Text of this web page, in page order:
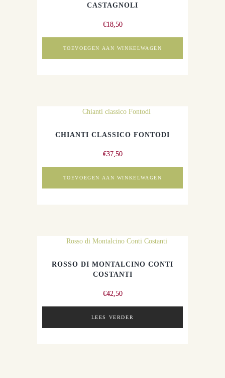
CASTAGNOLI
€18,50
TOEVOEGEN AAN WINKELWAGEN
CHIANTI CLASSICO FONTODI
€37,50
TOEVOEGEN AAN WINKELWAGEN
ROSSO DI MONTALCINO CONTI
COSTANTI
€42,50
LEES VERDER